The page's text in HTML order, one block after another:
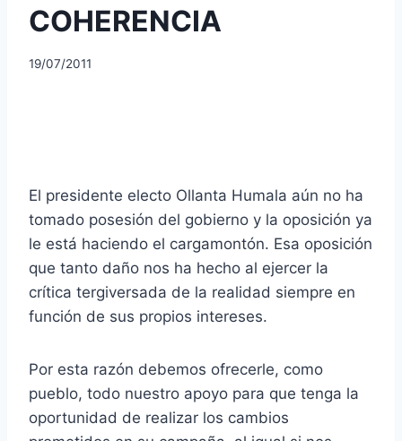
COHERENCIA
19/07/2011
El presidente electo Ollanta Humala aún no ha
tomado posesión del gobierno y la oposición ya
le está haciendo el cargamontón. Esa oposición
que tanto daño nos ha hecho al ejercer la
crítica tergiversada de la realidad siempre en
función de sus propios intereses.
Por esta razón debemos ofrecerle, como
pueblo, todo nuestro apoyo para que tenga la
oportunidad de realizar los cambios